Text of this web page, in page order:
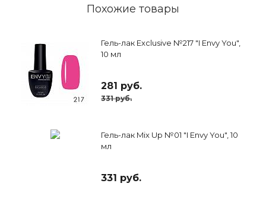
Похожие товары
Гель-лак Exclusive №217 "I Envy You",
10 мл
281 руб.
331 руб.
Гель-лак Mix Up №01 "I Envy You", 10
мл
331 руб.